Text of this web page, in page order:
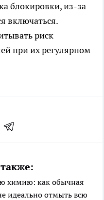
блокировки, из-за
включаться.
риск
при их регулярном
химию: как обычная
идеально отмыть всю